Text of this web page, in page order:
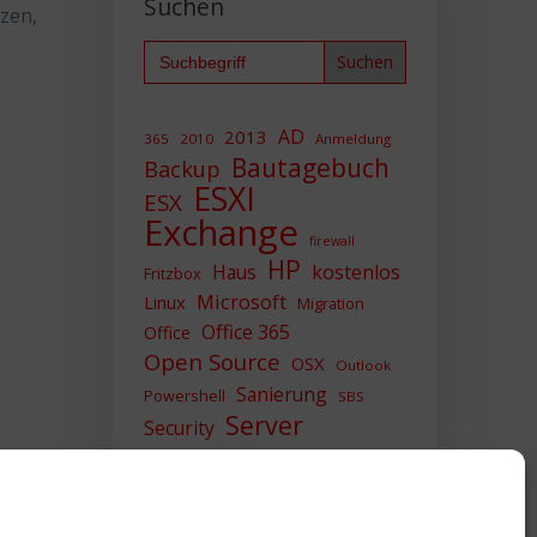
Suchen
Search
for:
365 2010 2013 AD Anmeldung
Backup Bautagebuch
ESX ESXI
Exchange firewall
Fritzbox Haus HP kostenlos
Linux Microsoft Migration
Office Office 365
Open Source OSX Outlook
Powershell Sanierung SBS
Security Server
Sicherheit SIEM